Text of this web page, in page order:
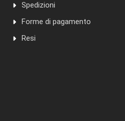
Spedizioni
Forme di pagamento
Resi